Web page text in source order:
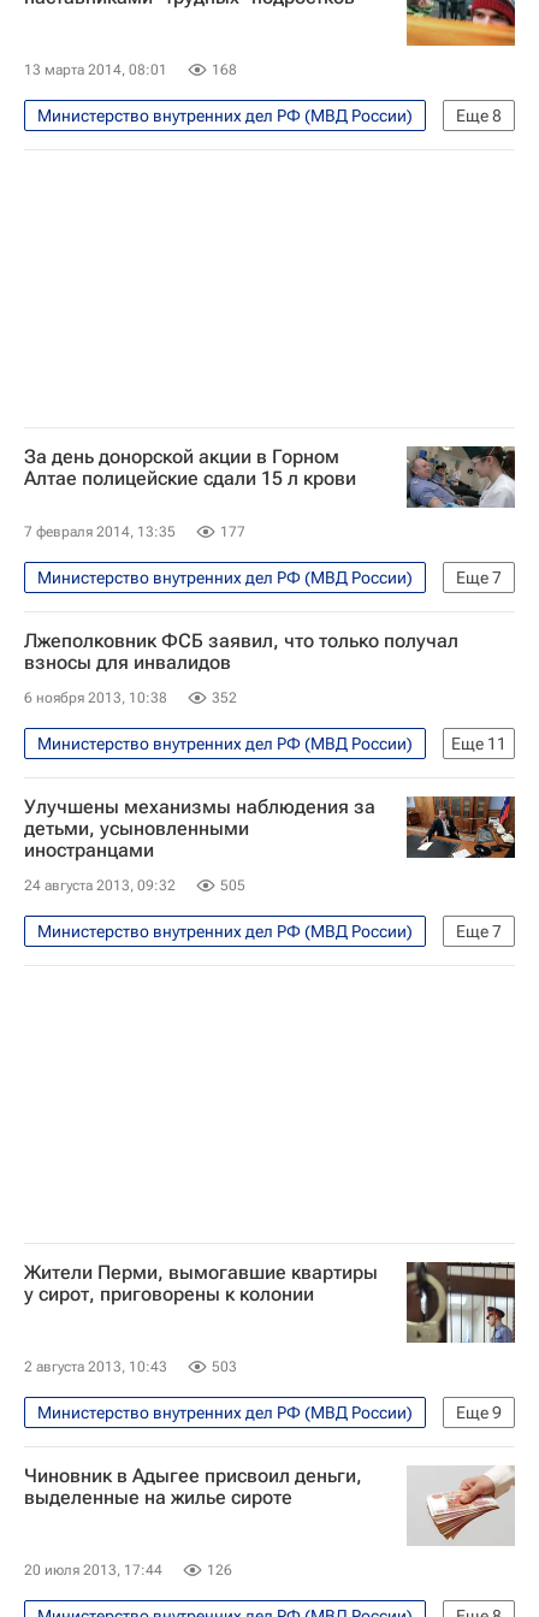
Детские вопросы
Россия
13 марта 2014, 08:01 168
Еще8
Министерство внутренних дел РФ (МВД России)
Красноярский край
Жизнь без преград
За день донорской акции в Горном
Алтае полицейские сдали 15 л крови
7 февраля 2014, 13:35 177
Еще7
Министерство внутренних дел РФ (МВД России)
Республика Алтай
Жизнь без преград
Европа
Сибирский ФО
Весь мир
ОМОН России
Россия
Лжеполковник ФСБ заявил, что только получал
взносы для инвалидов
6 ноября 2013, 10:38 352
Еще 11
Министерство внутренних дел РФ (МВД России)
Москва
Происшествия
Жизнь без преград
Европа
Центральный ФО
Федеральная служба безопасности РФ (ФСБ России)
Министерство обороны РФ (Минобороны РФ)
Улучшены механизмы наблюдения за
детьми, усыновленными
иностранцами
24 августа 2013, 09:32 505
Еще7
Министерство внутренних дел РФ (МВД России)
Общество
Жизнь без преград
Жители Перми, вымогавшие квартиры
у сирот, приговорены к колонии
2 августа 2013, 10:43 503
Еще9
Министерство внутренних дел РФ (МВД России)
Общество
Пермский край
Жизнь без преград
Происшествия
Приволжский ФО
Чиновник в Адыгее присвоил деньги,
выделенные на жилье сироте
20 июля 2013, 17:44 126